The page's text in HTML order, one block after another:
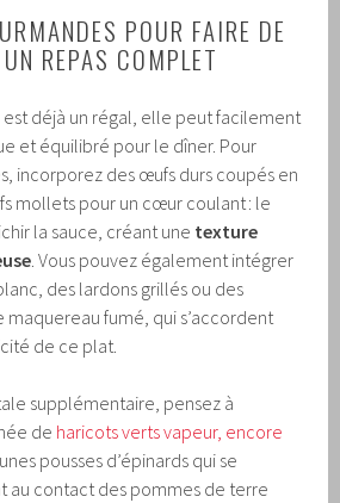
POUR FAIRE DE
REPAS COMPLET
est déjà un régal, elle peut facilement
et équilibré pour le dîner. Pour
incorporez des œufs durs coupés en
mollets pour un cœur coulant : le
la sauce, créant une texture
. Vous pouvez également intégrer
des lardons grillés ou des
fumé, qui s’accordent
de ce plat.
supplémentaire, pensez à
de haricots verts vapeur, encore
pousses d’épinards qui se
contact des pommes de terre